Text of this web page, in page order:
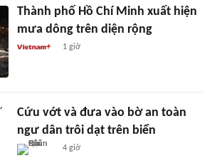
Thành phố Hồ Chí Minh xuất hiện
mưa dông trên diện rộng
1 giờ
Cứu vớt và đưa vào bờ an toàn
ngư dân trôi dạt trên biển
4 giờ